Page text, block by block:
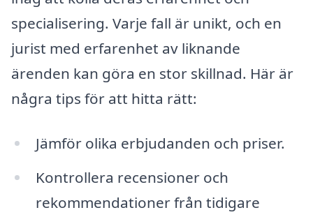
specialisering. Varje fall är unikt, och en
jurist med erfarenhet av liknande
ärenden kan göra en stor skillnad. Här är
några tips för att hitta rätt:
Jämför olika erbjudanden och priser.
Kontrollera recensioner och
rekommendationer från tidigare